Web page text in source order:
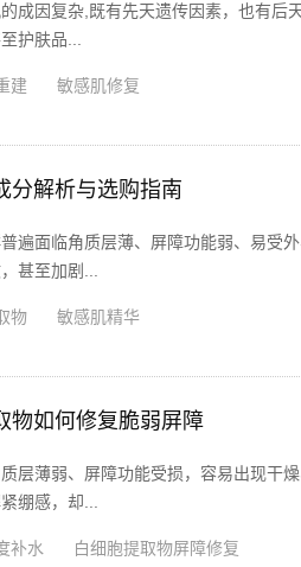
成因复杂,既有先天遗传因素，也有后
护肤品...
建 敏感肌修复
分解析与选购指南
遍面临角质层薄、屏障功能弱、易受
甚至加剧...
物 敏感肌精华
如何修复脆弱屏障
层薄弱、屏障功能受损，容易出现干
绷感，却...
补水 白细胞提取物屏障修复